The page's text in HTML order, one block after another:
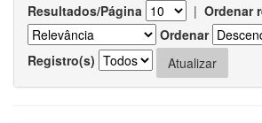
Resultados/Página | Ordenar
Ordenar
Registro(s)